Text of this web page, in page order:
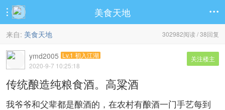
 美食天地 
302982阅读 / 38回复
来自: 美食天地
关注楼主
ymd2005 Lv.1 初入江湖
2020-9-7 10:25:18
传统酿造纯粮食酒。高粱酒
我爷爷和父辈都是酿酒的，在农村有酿酒一门手艺每到